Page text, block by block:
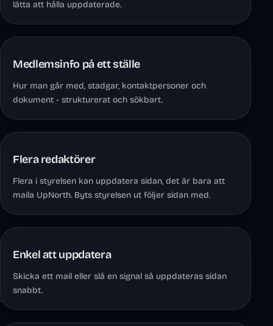
lätta att hålla uppdaterade.
Medlemsinfo på ett ställe
Hur man går med, stadgar, kontaktpersoner och
dokument - strukturerat och sökbart.
Flera redaktörer
Flera i styrelsen kan uppdatera sidan, det är bara att
maila UpNorth. Byts styrelsen ut följer sidan med.
Enkel att uppdatera
Skicka ett mail eller slå en signal så uppdateras sidan
snabbt.